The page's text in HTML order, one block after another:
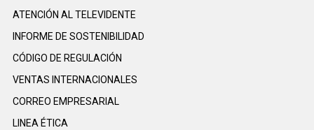
ATENCIÓN AL TELEVIDENTE
INFORME DE SOSTENIBILIDAD
CÓDIGO DE REGULACIÓN
VENTAS INTERNACIONALES
CORREO EMPRESARIAL
LINEA ÉTICA